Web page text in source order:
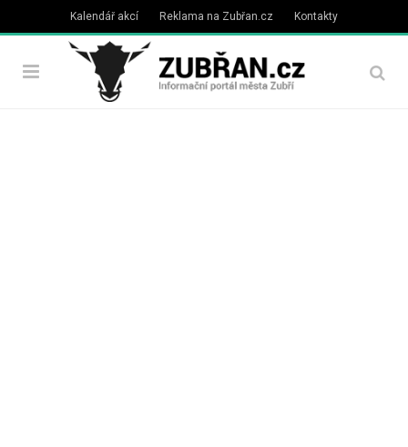
Kalendář akcí Reklama na Zubřan.cz Kontakty